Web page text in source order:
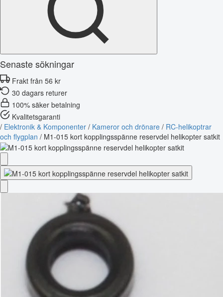
Senaste sökningar
Frakt från 56 kr
30 dagars returer
100% säker betalning
Kvalitetsgaranti
/ Elektronik & Komponenter / Kameror och drönare / RC-helikoptrar
och flygplan / M1-015 kort kopplingsspänne reservdel helikopter satkit